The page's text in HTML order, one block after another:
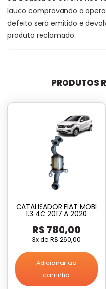
laudo comprovando a
defeito será emitido e
produto reclamado.
PRODUTOS
CATALISADOR FIAT MOBI
1.3 4C 2017 A 2020
R$ 780,00
3x deR$ 260,00
Adicionar ao
carrinho